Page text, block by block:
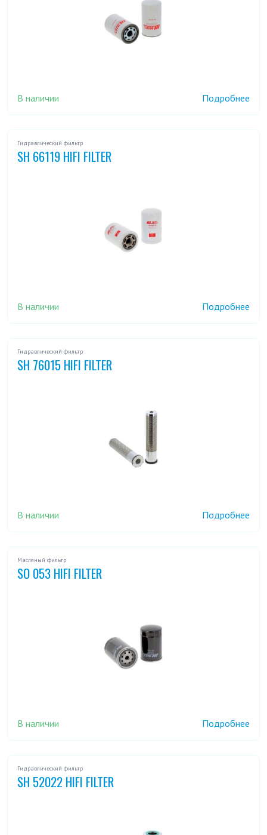
В наличии Подробнее
Гидравлический фильтр
SH 66119 HIFI FILTER
В наличии Подробнее
Гидравлический фильтр
SH 76015 HIFI FILTER
В наличии Подробнее
Масляный фильтр
SO 053 HIFI FILTER
В наличии Подробнее
Гидравлический фильтр
SH 52022 HIFI FILTER